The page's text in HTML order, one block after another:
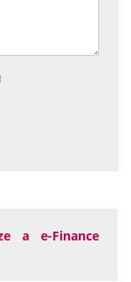
a e-Finance